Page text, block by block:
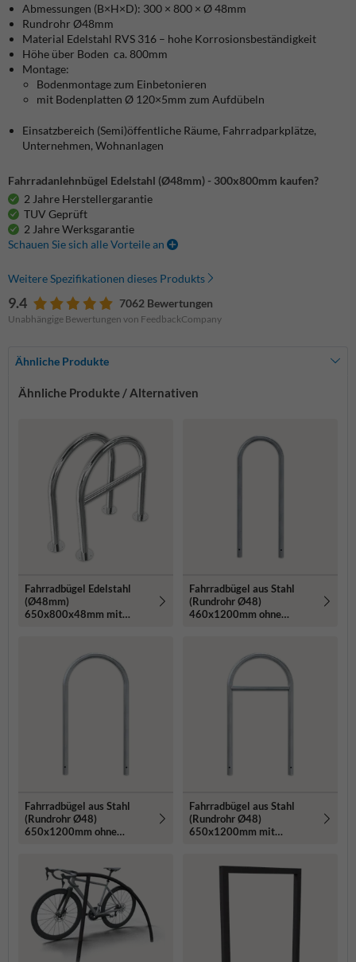
Abmessungen (B×H×D): 300 × 800 × Ø 48mm
Rundrohr Ø48mm
Material Edelstahl RVS 316 – hohe Korrosionsbeständigkeit
Höhe über Boden ca. 800mm
Montage:
Bodenmontage zum Einbetonieren
mit Bodenplatten Ø 120×5mm zum Aufdübeln
Einsatzbereich (Semi)öffentliche Räume, Fahrradparkplätze,
Unternehmen, Wohnanlagen
Fahrradanlehnbügel Edelstahl (Ø48mm) - 300x800mm kaufen?
2 Jahre Herstellergarantie
TUV Geprüft
2 Jahre Werksgarantie
Schauen Sie sich alle Vorteile an
Weitere Spezifikationen dieses Produkts
9.4 7062 Bewertungen
Unabhängige Bewertungen von FeedbackCompany
Ähnliche Produkte
Ähnliche Produkte / Alternativen
Fahrradbügel Edelstahl
(Ø48mm)
650x800x48mm mit
Fahrradbügel aus Stahl
(Rundrohr Ø48)
460x1200mm ohne
Fahrradbügel aus Stahl
(Rundrohr Ø48)
650x1200mm ohne
Fahrradbügel aus Stahl
(Rundrohr Ø48)
650x1200mm mit